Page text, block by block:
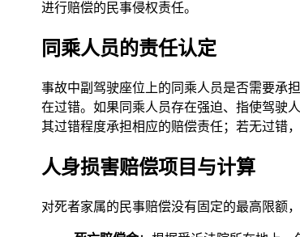
进行赔偿的民事侵权责任。
同乘人员的责任认定
事故中副驾驶座位上的同乘人员是否需要承
在过错。如果同乘人员存在强迫、指使驾驶
其过错程度承担相应的赔偿责任；若无过错
人身损害赔偿项目与计算
对死者家属的民事赔偿没有固定的最高限额